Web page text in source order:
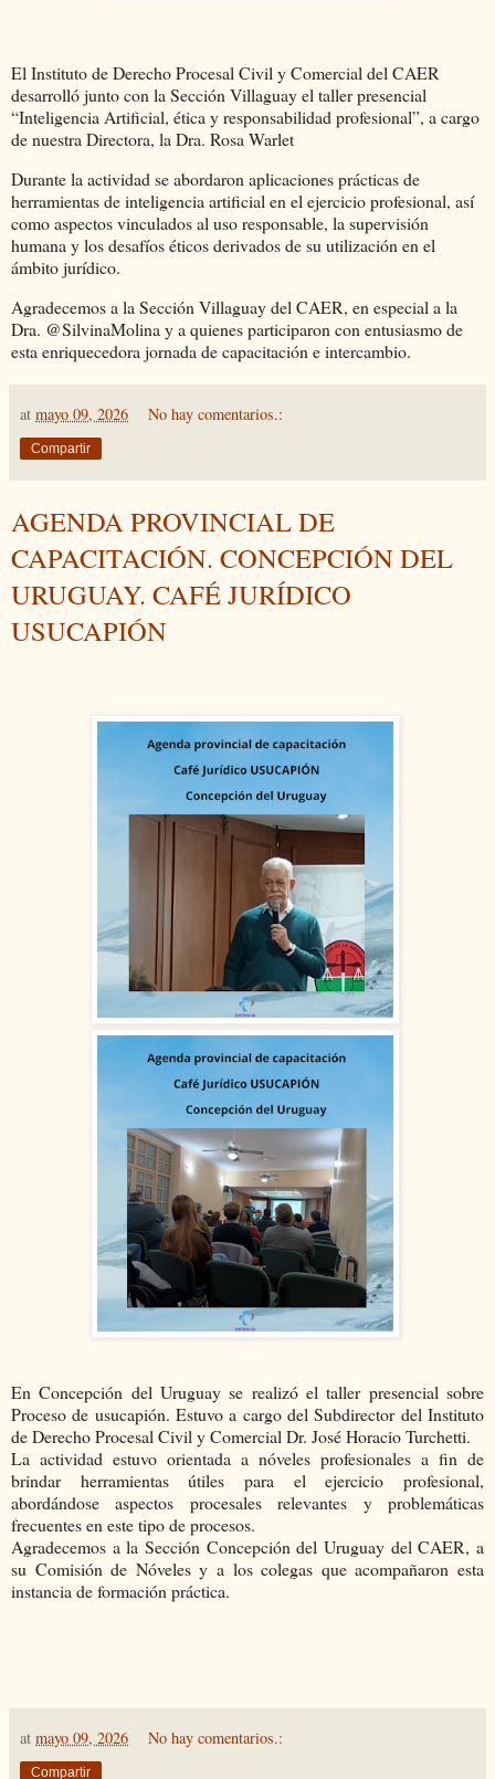
El Instituto de Derecho Procesal Civil y Comercial del CAER
desarrolló junto con la Sección Villaguay el taller presencial
“Inteligencia Artificial, ética y responsabilidad profesional”, a cargo
de nuestra Directora, la Dra. Rosa Warlet
Durante la actividad se abordaron aplicaciones prácticas de
herramientas de inteligencia artificial en el ejercicio profesional, así
como aspectos vinculados al uso responsable, la supervisión
humana y los desafíos éticos derivados de su utilización en el
ámbito jurídico.
Agradecemos a la Sección Villaguay del CAER, en especial a la
Dra. @SilvinaMolina y a quienes participaron con entusiasmo de
esta enriquecedora jornada de capacitación e intercambio.
at mayo 09, 2026 No hay comentarios.:
Compartir
AGENDA PROVINCIAL DE
CAPACITACIÓN. CONCEPCIÓN DEL
URUGUAY. CAFÉ JURÍDICO
USUCAPIÓN
En Concepción del Uruguay se realizó el taller presencial sobre
Proceso de usucapión. Estuvo a cargo del Subdirector del Instituto
de Derecho Procesal Civil y Comercial Dr. José Horacio Turchetti.
La actividad estuvo orientada a nóveles profesionales a fin de
brindar herramientas útiles para el ejercicio profesional,
abordándose aspectos procesales relevantes y problemáticas
frecuentes en este tipo de procesos.
Agradecemos a la Sección Concepción del Uruguay del CAER, a
su Comisión de Nóveles y a los colegas que acompañaron esta
instancia de formación práctica.
at mayo 09, 2026 No hay comentarios.:
Compartir